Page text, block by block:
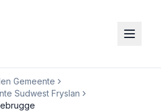
Gemeente
Sudwest Fryslan